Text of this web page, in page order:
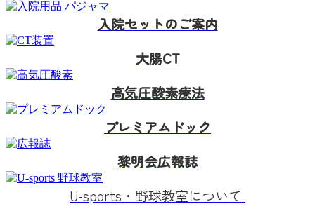
入院セットのご案内
大腸CT
高気圧酸素療法
プレミアムドック
黎明会広報誌
U-sports・野球教室について